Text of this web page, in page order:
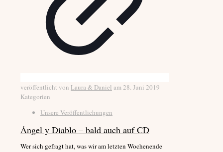
veröffentlicht von Laura & Daniel am 28. Juni 2019
Kategorien
Unsere Veröffentlichungen
Ángel y Diablo – bald auch auf CD
Wer sich gefragt hat, was wir am letzten Wochenende